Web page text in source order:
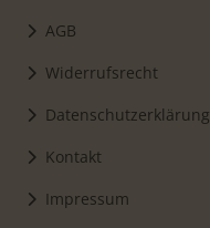
AGB
Widerrufsrecht
Datenschutzerklärung
Kontakt
Impressum